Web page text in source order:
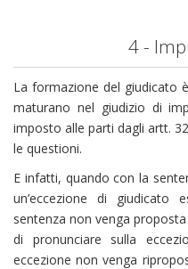
4 -
La formazione del giudicato
maturano nel giudizio di
imposto alle parti dagli artt.
le questioni.
E infatti, quando con la
un’eccezione di
sentenza non venga
di pronunciare sulla
eccezione non venga